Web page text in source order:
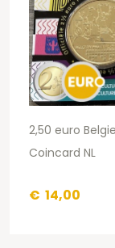
2,50 euro
Coincard NL
€ 14,00